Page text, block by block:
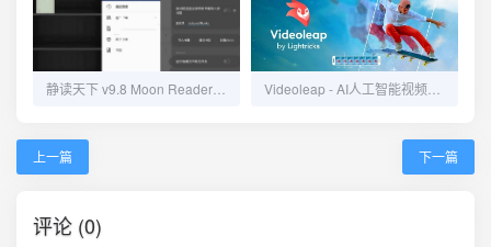
上一篇 下一篇
评论 (0)